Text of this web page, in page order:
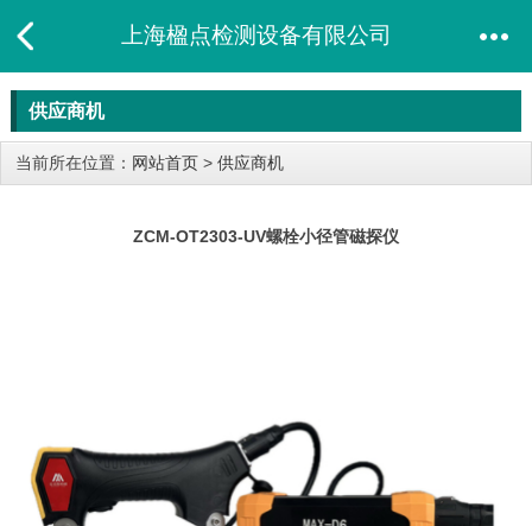
上海楹点检测设备有限公司
供应商机
当前所在位置： 网站首页 > 供应商机
ZCM-OT2303-UV螺栓小径管磁探仪